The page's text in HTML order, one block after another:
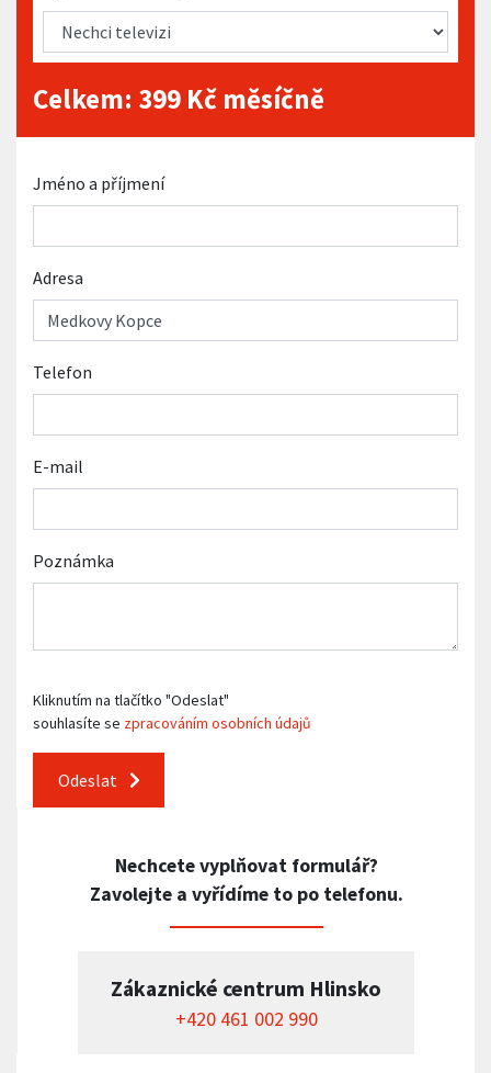
Celkem: 399 Kč měsíčně
Jméno a příjmení
Adresa
Telefon
E-mail
Poznámka
Kliknutím na tlačítko "Odeslat"
souhlasíte se zpracováním osobních údajů
Odeslat
Nechcete vyplňovat formulář?
Zavolejte a vyřídíme to po telefonu.
Zákaznické centrum Hlinsko
+420 461 002 990